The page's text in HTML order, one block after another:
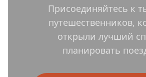
Присоединяйтесь к
путешественников,
открыли лучший
планировать